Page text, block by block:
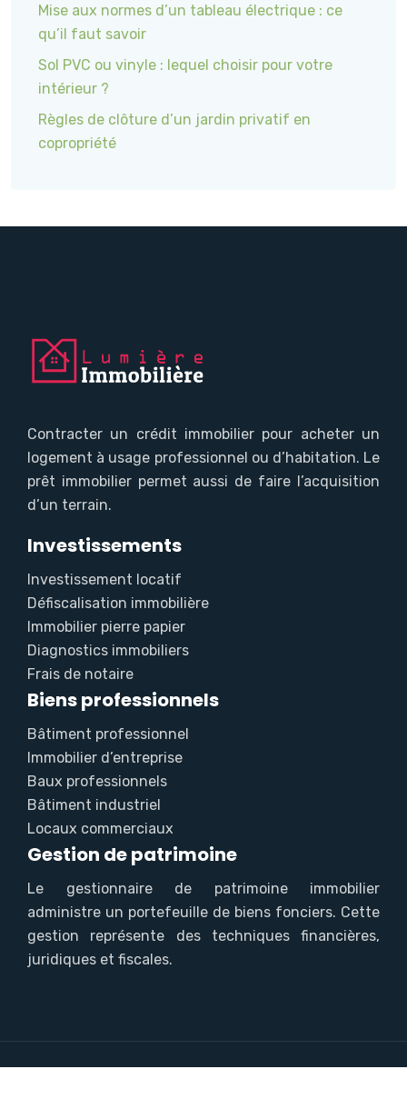
Mise aux normes d’un tableau électrique : ce
qu’il faut savoir
Sol PVC ou vinyle : lequel choisir pour votre
intérieur ?
Règles de clôture d’un jardin privatif en
copropriété
Contracter un crédit immobilier pour acheter un
logement à usage professionnel ou d’habitation. Le
prêt immobilier permet aussi de faire l’acquisition
d’un terrain.
Investissements
Investissement locatif
Défiscalisation immobilière
Immobilier pierre papier
Diagnostics immobiliers
Frais de notaire
Biens professionnels
Bâtiment professionnel
Immobilier d’entreprise
Baux professionnels
Bâtiment industriel
Locaux commerciaux
Gestion de patrimoine
Le gestionnaire de patrimoine immobilier
administre un portefeuille de biens fonciers. Cette
gestion représente des techniques financières,
juridiques et fiscales.